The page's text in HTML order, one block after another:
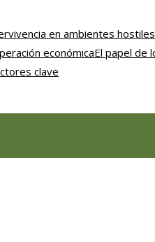
en ambientes hostiles
económicaEl papel de
clave